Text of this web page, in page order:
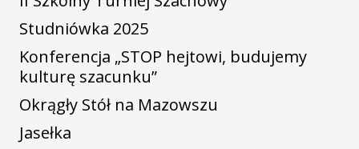
Studniówka 2025
Konferencja „STOP hejtowi, budujemy
kulturę szacunku”
Okrągły Stół na Mazowszu
Jasełka